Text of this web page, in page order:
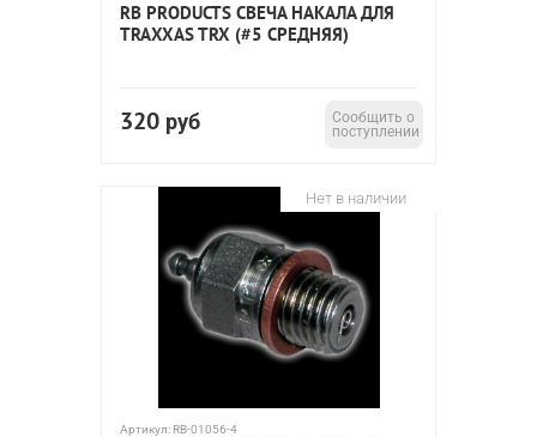
RB PRODUCTS СВЕЧА НАКАЛА ДЛЯ
TRAXXAS TRX (#5 СРЕДНЯЯ)
320 руб
Сообщить о
поступлении
Нет в наличии
Артикул: RB-01056-4